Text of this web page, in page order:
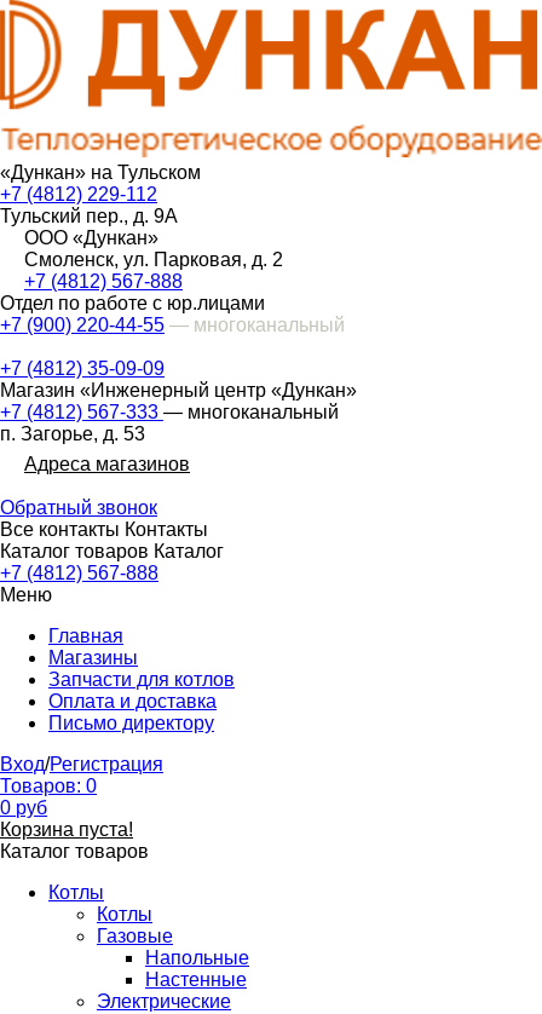
«Дункан» на Тульском
+7 (4812) 229-112
Тульский пер., д. 9А
ООО «Дункан»
Смоленск, ул. Парковая, д. 2
+7 (4812) 567-888
Отдел по работе с юр.лицами
+7 (900) 220-44-55 — многоканальный
+7 (4812) 35-09-09
Магазин «Инженерный центр «Дункан»
+7 (4812) 567-333 — многоканальный
п. Загорье, д. 53
Адреса магазинов
Обратный звонок
Все контакты Контакты
Каталог товаров Каталог
+7 (4812) 567-888
Меню
Главная
Магазины
Запчасти для котлов
Оплата и доставка
Письмо директору
Вход/Регистрация
Товаров: 0
0 руб
Корзина пуста!
Каталог товаров
Котлы
Котлы
Газовые
Напольные
Настенные
Электрические